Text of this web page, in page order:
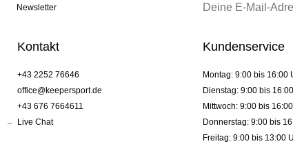
Newsletter
Kontakt
+43 2252 76646
office@keepersport.de
+43 676 7664611
Live Chat
Kundenservice
Montag: 9:00 bis 16:00
Dienstag: 9:00 bis
Mittwoch: 9:00 bis
Donnerstag: 9:00 bis
Freitag: 9:00 bis 13:00